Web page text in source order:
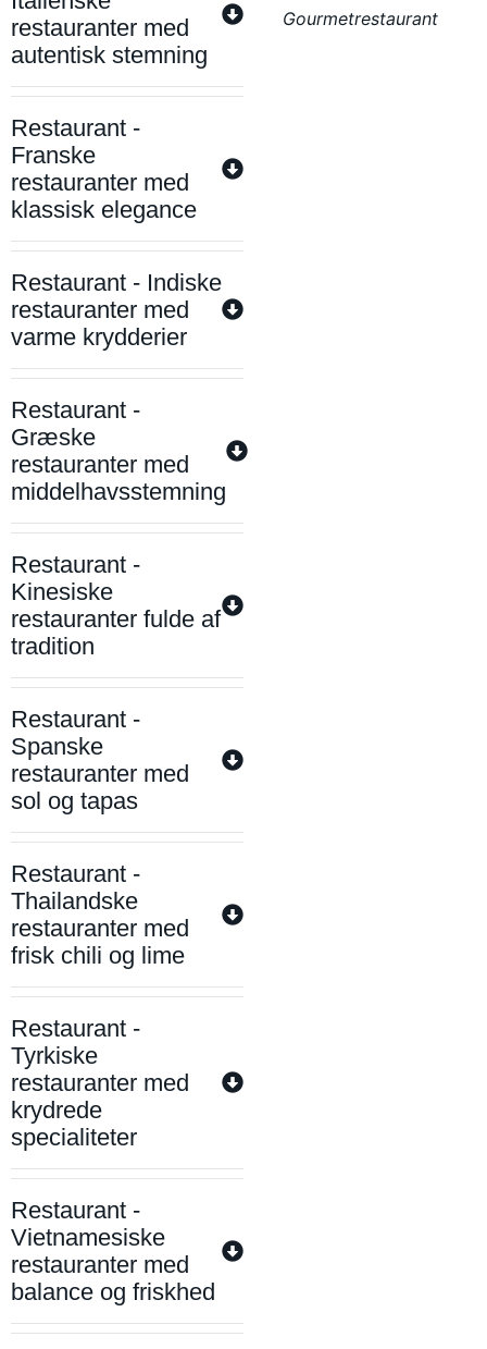
restauranter med
autentisk stemning
Restaurant -
Franske
restauranter med
klassisk elegance
Restaurant - Indiske
restauranter med
varme krydderier
Restaurant -
Græske
restauranter med
middelhavsstemning
Restaurant -
Kinesiske
restauranter fulde af
tradition
Restaurant -
Spanske
restauranter med
sol og tapas
Restaurant -
Thailandske
restauranter med
frisk chili og lime
Restaurant -
Tyrkiske
restauranter med
krydrede
specialiteter
Restaurant -
Vietnamesiske
restauranter med
balance og friskhed
Gourmetrestaurant